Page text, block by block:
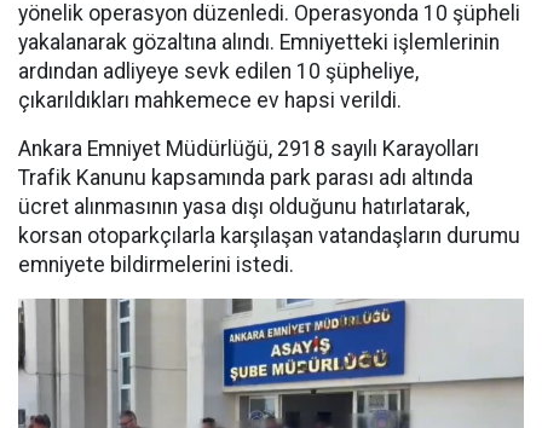
yönelik operasyon düzenledi. Operasyonda 10 şüpheli
yakalanarak gözaltına alındı. Emniyetteki işlemlerinin
ardından adliyeye sevk edilen 10 şüpheliye,
çıkarıldıkları mahkemece ev hapsi verildi.
Ankara Emniyet Müdürlüğü, 2918 sayılı Karayolları
Trafik Kanunu kapsamında park parası adı altında
ücret alınmasının yasa dışı olduğunu hatırlatarak,
korsan otoparkçılarla karşılaşan vatandaşların durumu
emniyete bildirmelerini istedi.